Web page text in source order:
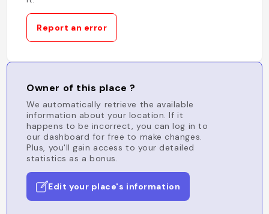
Report an error
Owner of this place ?
We automatically retrieve the available
information about your location. If it
happens to be incorrect, you can log in to
our dashboard for free to make changes.
Plus, you'll gain access to your detailed
statistics as a bonus.
Edit your place's information